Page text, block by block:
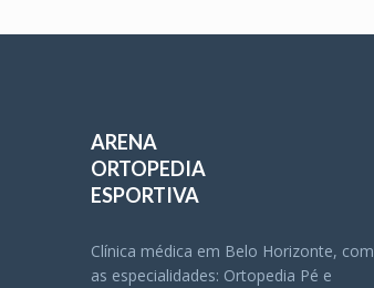
ARENA
ORTOPEDIA
ESPORTIVA
Clínica médica em Belo Horizonte, com
as especialidades: Ortopedia Pé e